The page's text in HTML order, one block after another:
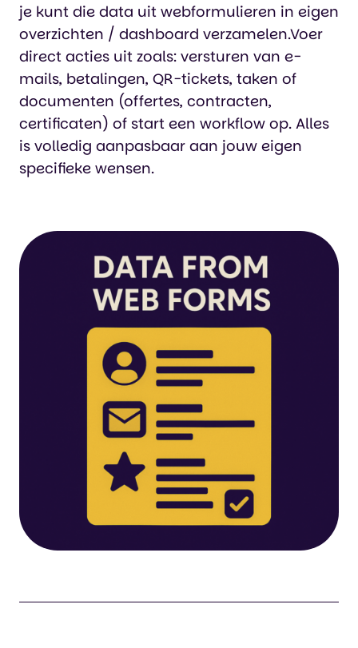
je kunt die data uit webformulieren in eigen
overzichten / dashboard verzamelen.Voer
direct acties uit zoals: versturen van e-
mails, betalingen, QR-tickets, taken of
documenten (offertes, contracten,
certificaten) of start een workflow op. Alles
is volledig aanpasbaar aan jouw eigen
specifieke wensen.